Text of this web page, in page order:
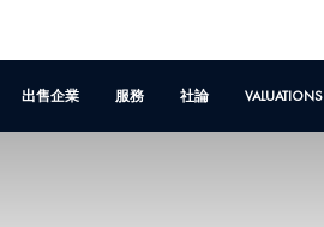
出售企業 服務 社論 VALUATIONS